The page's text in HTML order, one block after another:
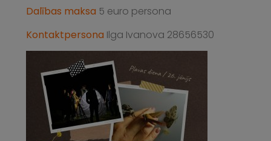
Dalības maksa 5 euro persona
Kontaktpersona Ilga Ivanova 28656530